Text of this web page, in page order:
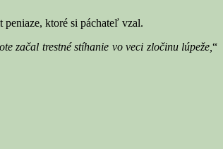
ktoré si páchateľ vzal.
začal trestné stíhanie vo veci zločinu lúpeže, “